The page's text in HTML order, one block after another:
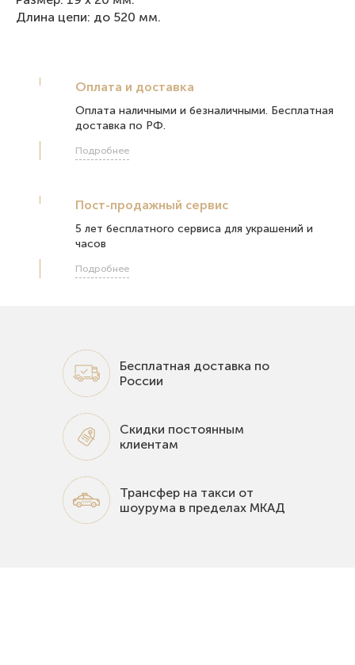
Длина цепи: до 520 мм.
Оплата и доставка
Оплата наличными и безналичными. Бесплатная
доставка по РФ.
Подробнее
Пост-продажный сервис
5 лет бесплатного сервиса для украшений и
часов
Подробнее
Бесплатная доставка по
России
Скидки постоянным
клиентам
Трансфер на такси от
шоурума в пределах МКАД